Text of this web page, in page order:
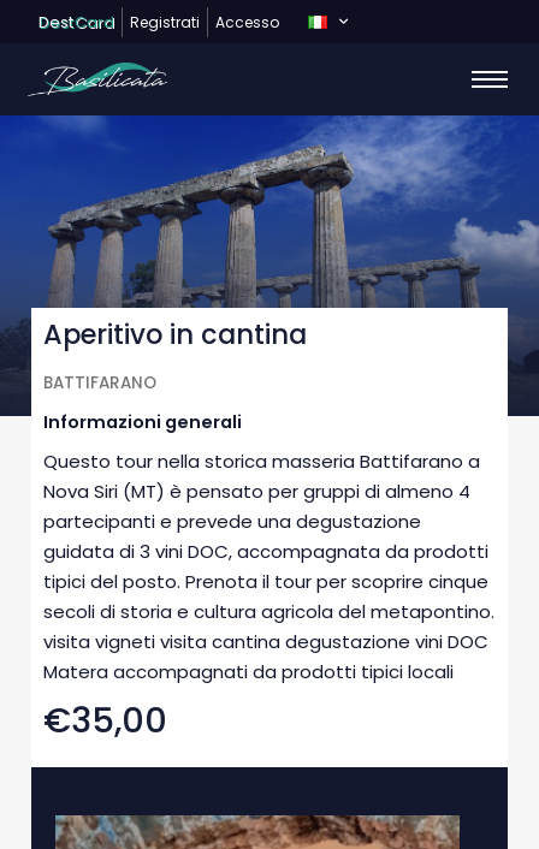
DestCard Registrati Accesso
Aperitivo in cantina
BATTIFARANO
Informazioni generali
Questo tour nella storica masseria Battifarano a
Nova Siri (MT) è pensato per gruppi di almeno 4
partecipanti e prevede una degustazione
guidata di 3 vini DOC, accompagnata da prodotti
tipici del posto. Prenota il tour per scoprire cinque
secoli di storia e cultura agricola del metapontino.
visita vigneti visita cantina degustazione vini DOC
Matera accompagnati da prodotti tipici locali
€35,00